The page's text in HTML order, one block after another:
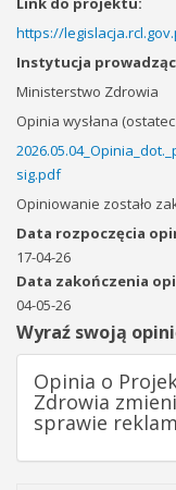
https://
Instytucja
Ministerstwo Zdrowia
Opinia wysłana
sig.pdf
Opiniowanie zostało
Data rozpoczęcia
17-04-26
Data zakończenia
04-05-26
Wyraź swoją
Opinia o
Zdrowia
sprawie